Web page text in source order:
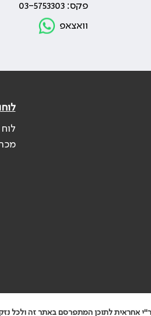
פקס: 03-5753303
וואצאפ
אחראית לתוכן המתפרסם באתר זה ולכל